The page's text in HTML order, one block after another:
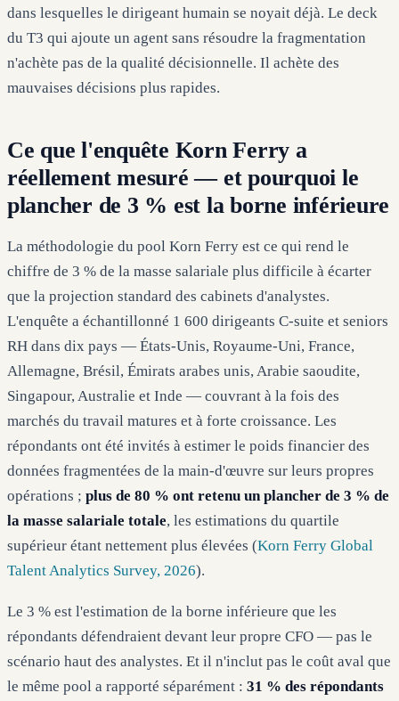
dans lesquelles le dirigeant humain se noyait déjà. Le deck
du T3 qui ajoute un agent sans résoudre la fragmentation
n'achète pas de la qualité décisionnelle. Il achète des
mauvaises décisions plus rapides.
Ce que l'enquête Korn Ferry a
réellement mesuré — et pourquoi le
plancher de 3 % est la borne inférieure
La méthodologie du pool Korn Ferry est ce qui rend le
chiffre de 3 % de la masse salariale plus difficile à écarter
que la projection standard des cabinets d'analystes.
L'enquête a échantillonné 1 600 dirigeants C-suite et seniors
RH dans dix pays — États-Unis, Royaume-Uni, France,
Allemagne, Brésil, Émirats arabes unis, Arabie saoudite,
Singapour, Australie et Inde — couvrant à la fois des
marchés du travail matures et à forte croissance. Les
répondants ont été invités à estimer le poids financier des
données fragmentées de la main-d'œuvre sur leurs propres
opérations ; plus de 80 % ont retenu un plancher de 3 % de
la masse salariale totale, les estimations du quartile
supérieur étant nettement plus élevées (Korn Ferry Global
Talent Analytics Survey, 2026).
Le 3 % est l'estimation de la borne inférieure que les
répondants défendraient devant leur propre CFO — pas le
scénario haut des analystes. Et il n'inclut pas le coût aval que
le même pool a rapporté séparément : 31 % des répondants